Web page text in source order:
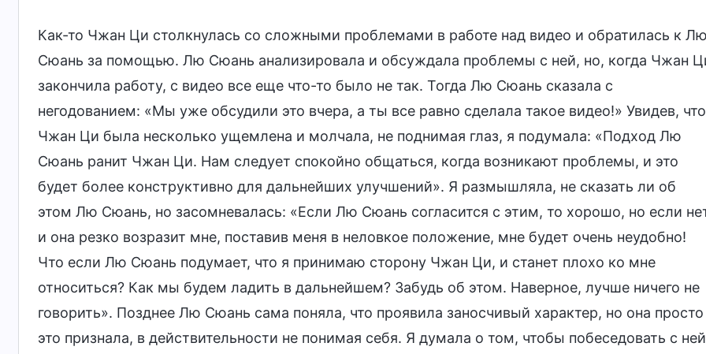
Как-то Чжан Ци столкнулась со сложными проблемами в работе над видео и обратилась к
Сюань за помощью. Лю Сюань анализировала и обсуждала проблемы с ней, но, когда Чжан
закончила работу, с видео все еще что-то было не так. Тогда Лю Сюань сказала с
негодованием: «Мы уже обсудили это вчера, а ты все равно сделала такое видео!» Увидев, что
Чжан Ци была несколько ущемлена и молчала, не поднимая глаз, я подумала: «Подход Лю
Сюань ранит Чжан Ци. Нам следует спокойно общаться, когда возникают проблемы, и это
будет более конструктивно для дальнейших улучшений». Я размышляла, не сказать ли об
этом Лю Сюань, но засомневалась: «Если Лю Сюань согласится с этим, то хорошо, но если
и она резко возразит мне, поставив меня в неловкое положение, мне будет очень неудобно!
Что если Лю Сюань подумает, что я принимаю сторону Чжан Ци, и станет плохо ко мне
относиться? Как мы будем ладить в дальнейшем? Забудь об этом. Наверное, лучше ничего не
говорить». Позднее Лю Сюань сама поняла, что проявила заносчивый характер, но она просто
это признала, в действительности не понимая себя. Я думала о том, чтобы побеседовать с